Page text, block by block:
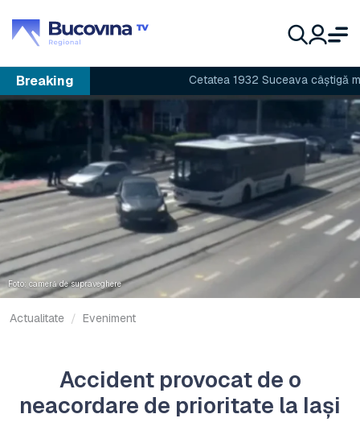
Breaking Cetatea 1932 Suceava câștigă
Foto: cameră de supraveghere
Actualitate Eveniment
Accident provocat de o
neacordare de prioritate la Iași